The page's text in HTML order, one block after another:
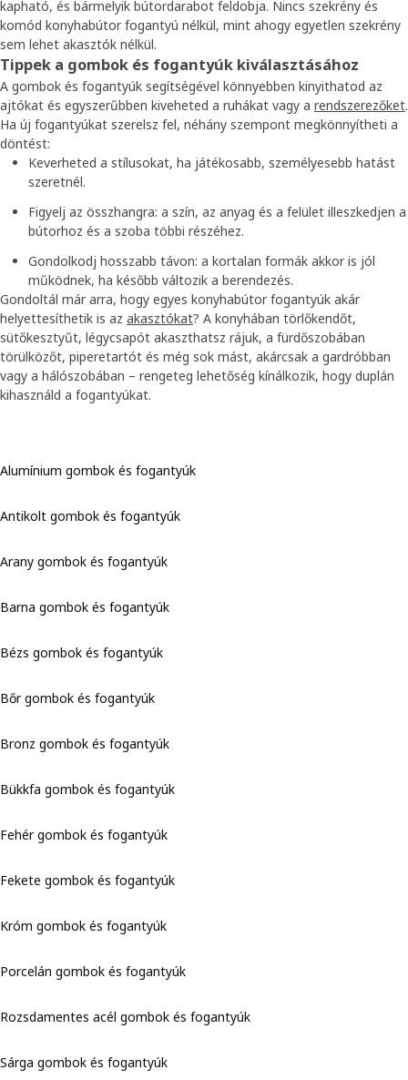
kapható, és bármelyik bútordarabot feldobja. Nincs szekrény és
komód konyhabútor fogantyú nélkül, mint ahogy egyetlen szekrény
sem lehet akasztók nélkül.
Tippek a gombok és fogantyúk kiválasztásához
A gombok és fogantyúk segítségével könnyebben kinyithatod az
ajtókat és egyszerűbben kiveheted a ruhákat vagy a rendszerezőket.
Ha új fogantyúkat szerelsz fel, néhány szempont megkönnyítheti a
döntést:
Keverheted a stílusokat, ha játékosabb, személyesebb hatást
szeretnél.
Figyelj az összhangra: a szín, az anyag és a felület illeszkedjen a
bútorhoz és a szoba többi részéhez.
Gondolkodj hosszabb távon: a kortalan formák akkor is jól
működnek, ha később változik a berendezés.
Gondoltál már arra, hogy egyes konyhabútor fogantyúk akár
helyettesíthetik is az akasztókat? A konyhában törlőkendőt,
sütőkesztyűt, légycsapót akaszthatsz rájuk, a fürdőszobában
törülközőt, piperetartót és még sok mást, akárcsak a gardróbban
vagy a hálószobában – rengeteg lehetőség kínálkozik, hogy duplán
kihasználd a fogantyúkat.
Alumínium gombok és fogantyúk
Antikolt gombok és fogantyúk
Arany gombok és fogantyúk
Barna gombok és fogantyúk
Bézs gombok és fogantyúk
Bőr gombok és fogantyúk
Bronz gombok és fogantyúk
Bükkfa gombok és fogantyúk
Fehér gombok és fogantyúk
Fekete gombok és fogantyúk
Króm gombok és fogantyúk
Porcelán gombok és fogantyúk
Rozsdamentes acél gombok és fogantyúk
Sárga gombok és fogantyúk